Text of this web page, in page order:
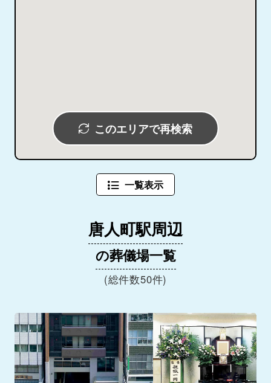
このエリアで再検索
一覧表示
唐人町駅周辺
の葬儀場一覧
(総件数50件)